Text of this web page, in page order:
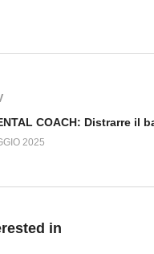
2025
in